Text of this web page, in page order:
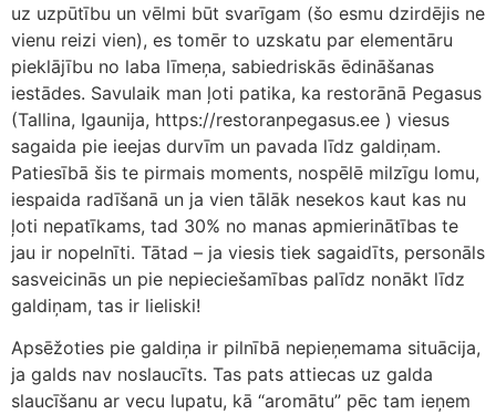
uz uzpūtību un vēlmi būt svarīgam (šo esmu dzirdējis ne
vienu reizi vien), es tomēr to uzskatu par elementāru
pieklājību no laba līmeņa, sabiedriskās ēdināšanas
iestādes. Savulaik man ļoti patika, ka restorānā Pegasus
(Tallina, Igaunija, https://restoranpegasus.ee ) viesus
sagaida pie ieejas durvīm un pavada līdz galdiņam.
Patiesībā šis te pirmais moments, nospēlē milzīgu lomu,
iespaida radīšanā un ja vien tālāk nesekos kaut kas nu
ļoti nepatīkams, tad 30% no manas apmierinātības te
jau ir nopelnīti. Tātad – ja viesis tiek sagaidīts, personāls
sasveicinās un pie nepieciešamības palīdz nonākt līdz
galdiņam, tas ir lieliski!
Apsēžoties pie galdiņa ir pilnībā nepieņemama situācija,
ja galds nav noslaucīts. Tas pats attiecas uz galda
slaucīšanu ar vecu lupatu, kā “aromātu” pēc tam ieņem